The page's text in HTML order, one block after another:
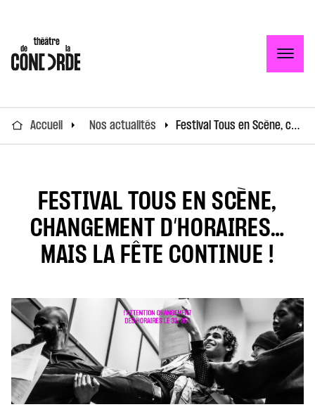
Accueil Nos actualités Festival Tous en Scène, changement d’horaires… mais la fête continue !
FESTIVAL TOUS EN SCÈNE,
CHANGEMENT D’HORAIRES…
MAIS LA FÊTE CONTINUE !